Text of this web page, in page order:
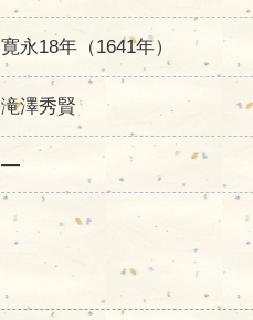
寛永18年（1641年）
滝澤秀賢
―